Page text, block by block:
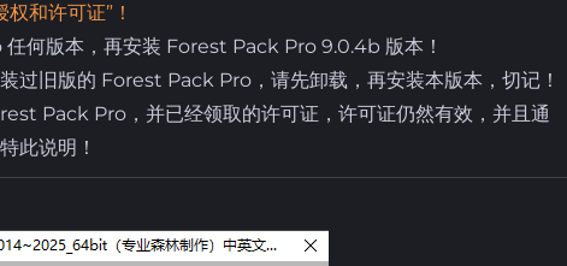
权和许可证”！
何版本，再安装 Forest Pack Pro 9.0.4b 版本！
过旧版的 Forest Pack Pro，请先卸载，再安装本版本，切记！
Pack Pro，并已经领取的许可证，许可证仍然有效，并且通
此说明！